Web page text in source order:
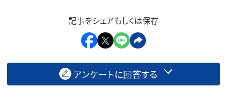
記事をシェアもしくは保存
アンケートに回答する